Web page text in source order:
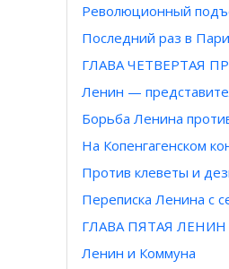
Революционный
Последний раз в
ГЛАВА ЧЕТВЕРТАЯ
Ленин —
Борьба Ленина
На Копенгагенском
Против клеветы и
Переписка Ленина с
ГЛАВА ПЯТАЯ
Ленин и Коммуна